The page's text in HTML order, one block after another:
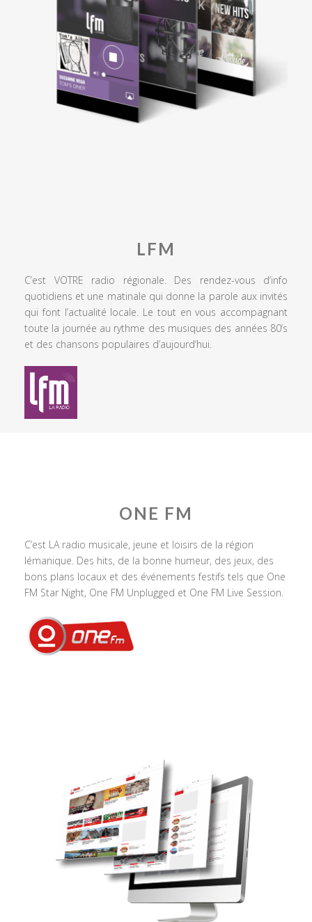
LFM
C’est VOTRE radio régionale. Des rendez-vous d’info
quotidiens et une matinale qui donne la parole aux invités
qui font l’actualité locale. Le tout en vous accompagnant
toute la journée au rythme des musiques des années 80’s
et des chansons populaires d’aujourd’hui.
ONE FM
C’est LA radio musicale, jeune et loisirs de la région
lémanique. Des hits, de la bonne humeur, des jeux, des
bons plans locaux et des événements festifs tels que One
FM Star Night, One FM Unplugged et One FM Live Session.